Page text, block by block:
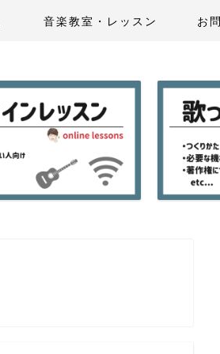
音楽教室・レッスン お